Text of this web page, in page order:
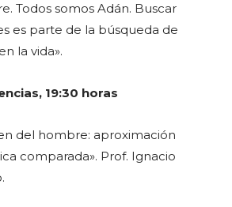
Todos somos Adán. Buscar
es parte de la búsqueda de
la vida».
19:30 horas
del hombre: aproximación
comparada». Prof. Ignacio